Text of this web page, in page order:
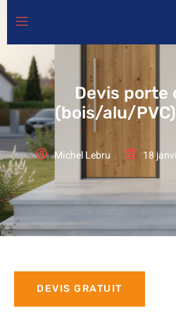
Devis porte
(bois/alu/
Michel Lebru 18
DEVIS GRATUIT